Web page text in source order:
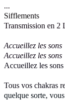
...
Sifflements
Transmission en 2
Accueillez les
Accueillez les
Accueillez les
Tous vos chakras
quelque sorte,